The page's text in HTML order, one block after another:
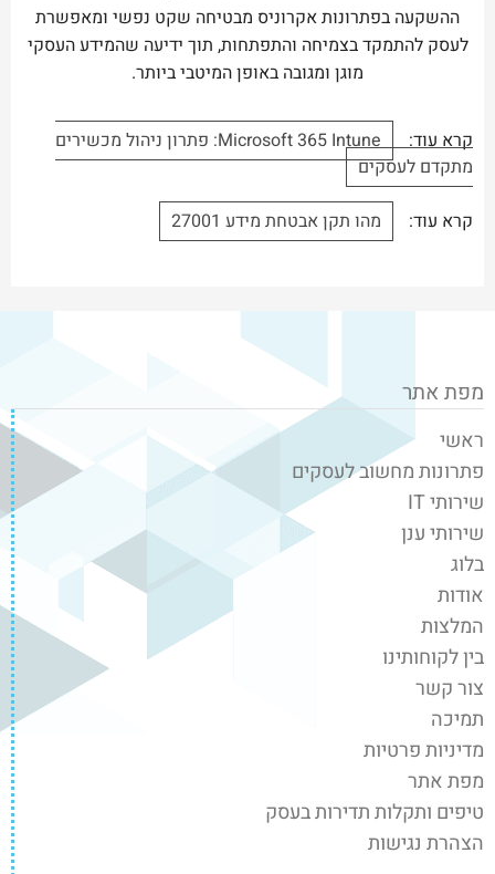
ההשקעה בפתרונות אקרוניס מבטיחה שקט נפשי ומאפשרת
לעסק להתמקד בצמיחה והתפתחות, תוך ידיעה שהמידע העסקי
מוגן ומגובה באופן המיטבי ביותר.
קרא עוד:
Microsoft 365 Intune: פתרון ניהול מכשירים
מתקדם לעסקים
קרא עוד: מהו תקן אבטחת מידע 27001
מפת אתר
ראשי
פתרונות מחשוב לעסקים
שירותי IT
שירותי ענן
בלוג
אודות
המלצות
בין לקוחותינו
צור קשר
תמיכה
מדיניות פרטיות
מפת אתר
טיפים ותקלות תדירות בעסק
הצהרת נגישות